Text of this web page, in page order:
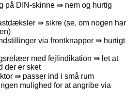
på DIN-skinne ⇛ nem og hurtig
⇛ sikre (se, om nogen har
via frontknapper ⇛ hurtigt
med fejlindikation ⇛ let at
der er sket
⇛ passer ind i små rum
mulighed for at angribe via